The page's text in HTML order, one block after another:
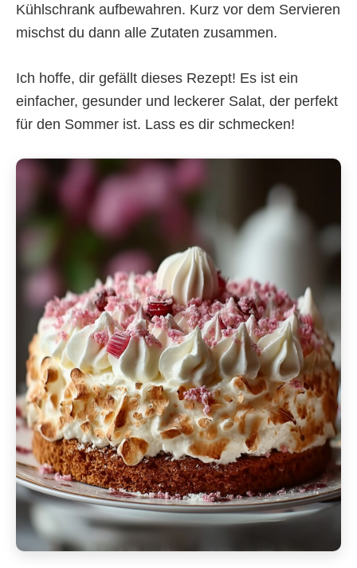
Kühlschrank aufbewahren. Kurz vor dem Servieren
mischst du dann alle Zutaten zusammen.
Ich hoffe, dir gefällt dieses Rezept! Es ist ein
einfacher, gesunder und leckerer Salat, der perfekt
für den Sommer ist. Lass es dir schmecken!